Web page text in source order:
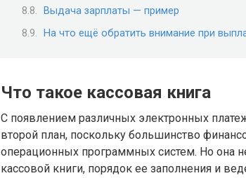
Выдача зарплаты — пример
На что ещё обратить внимание при
Что такое кассовая книга
С появлением различных электронных
второй план, поскольку большинство
операционных программных систем. Но она
кассовой книги, порядок ее заполнения и